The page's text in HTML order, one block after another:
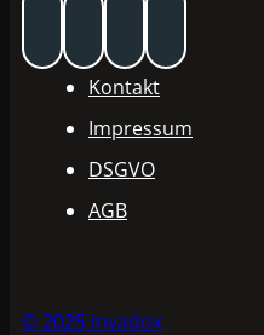
Kontakt
Impressum
DSGVO
AGB
© 2025 Invadox